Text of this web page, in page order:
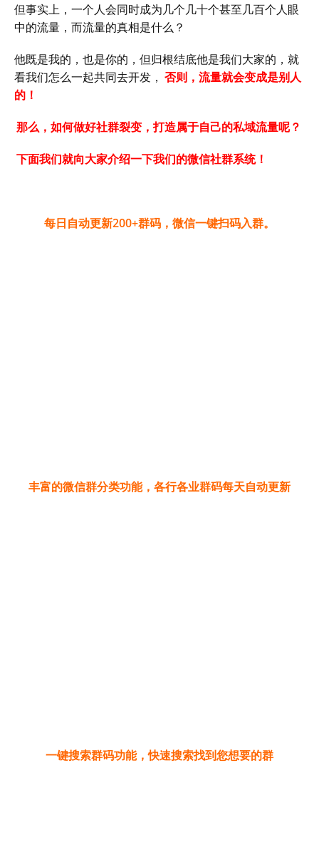
但事实上，一个人会同时成为几个几十个甚至几百个人眼
中的流量，而流量的真相是什么？
他既是我的，也是你的，但归根结底他是我们大家的，就
看我们怎么一起共同去开发， 否则，流量就会变成是别人
的！
那么，如何做好社群裂变，打造属于自己的私域流量呢？
下面我们就向大家介绍一下我们的微信社群系统！
每日自动更新200+群码，微信一键扫码入群。
丰富的微信群分类功能，各行各业群码每天自动更新
一键搜索群码功能，快速搜索找到您想要的群